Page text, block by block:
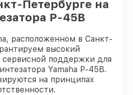
Петербурге на
P-45B
расположенном в Санкт-
высокий
сервисной поддержки для
Yamaha P-45B.
на принципах